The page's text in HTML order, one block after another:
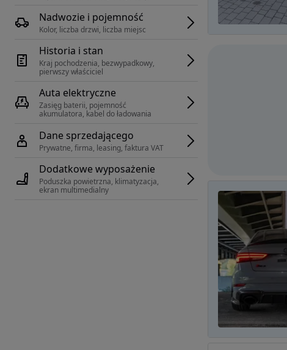
Nadwozie i pojemność
Kolor, liczba drzwi, liczba miejsc
Historia i stan
Kraj pochodzenia, bezwypadkowy,
pierwszy właściciel
Auta elektryczne
Zasięg baterii, pojemność
akumulatora, kabel do ładowania
Dane sprzedającego
Prywatne, firma, leasing, faktura VAT
Dodatkowe wyposażenie
Poduszka powietrzna, klimatyzacja,
ekran multimedialny